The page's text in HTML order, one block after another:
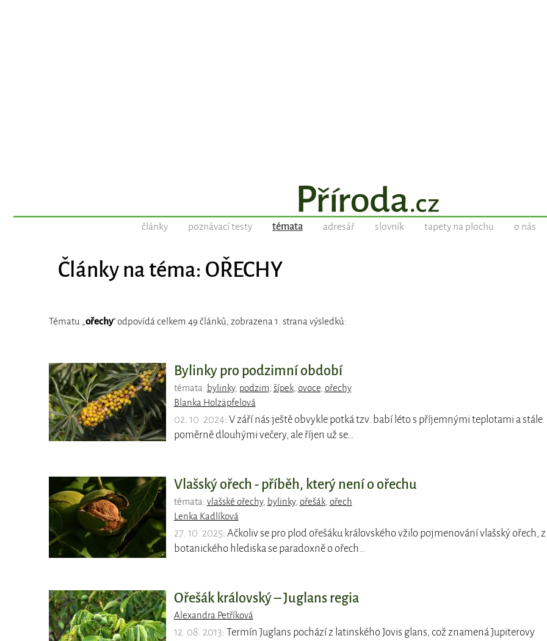
články poznávací testy témata adresář slovník tapety na plochu o nás
Články na téma: OŘECHY
Tématu „ ořechy“ odpovídá celkem 49 článků, zobrazena 1. strana výsledků:
Bylinky pro podzimní období
témata: bylinky, podzim šípek, ovoce, ořechy
Blanka Holzäpfelová
02. 10. 2024: V září nás ještě obvykle potká tzv. babí léto s příjemnými teplotami a stále
poměrně dlouhými večery, ale říjen už se…
Vlašský ořech - příběh, který není o ořechu
témata: vlašské ořechy, bylinky, ořešák, ořech
Lenka Kadlíková
27. 10. 2025: Ačkoliv se pro plod ořešáku královského vžilo pojmenování vlašský ořech, z
botanického hlediska se paradoxně o ořech…
Ořešák královský – Juglans regia
Alexandra Petříková
12. 08. 2013: Termín Juglans pochází z latinského Jovis glans, což znamená Jupiterovy